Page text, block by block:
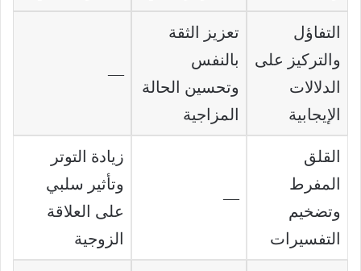
التفاؤل
والتركيز على
الدلالات
الإيجابية
تعزيز الثقة
بالنفس
وتحسين الحالة
المزاجية
—
القلق
المفرط
وتضخيم
التفسيرات
—
زيادة التوتر
وتأثير سلبي
على العلاقة
الزوجية